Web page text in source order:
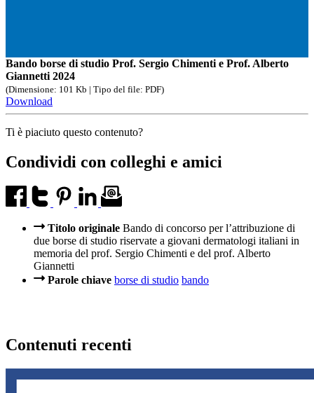
Bando borse di studio Prof. Sergio Chimenti e Prof. Alberto
Giannetti 2024
(Dimensione: 101 Kb | Tipo del file: PDF)
Download
Ti è piaciuto questo contenuto?
Condividi con colleghi e amici
Titolo originale Bando di concorso per l’attribuzione di
due borse di studio riservate a giovani dermatologi italiani in
memoria del prof. Sergio Chimenti e del prof. Alberto
Giannetti
Parole chiave borse di studio bando
Contenuti recenti